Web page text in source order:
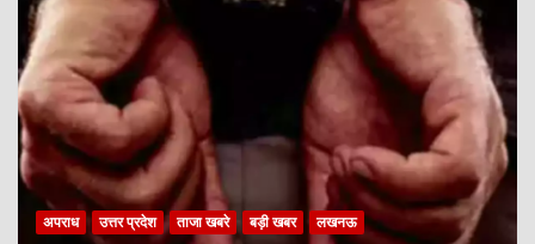
अपराध उत्तर प्रदेश ताजा खबरे बड़ी खबर लखनऊ